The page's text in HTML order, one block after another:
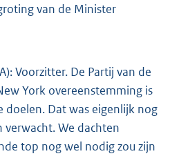
van de Minister
Voorzitter. De Partij van de
York overeenstemming is
doelen. Dat was eigenlijk nog
We dachten
top nog wel nodig zou zijn